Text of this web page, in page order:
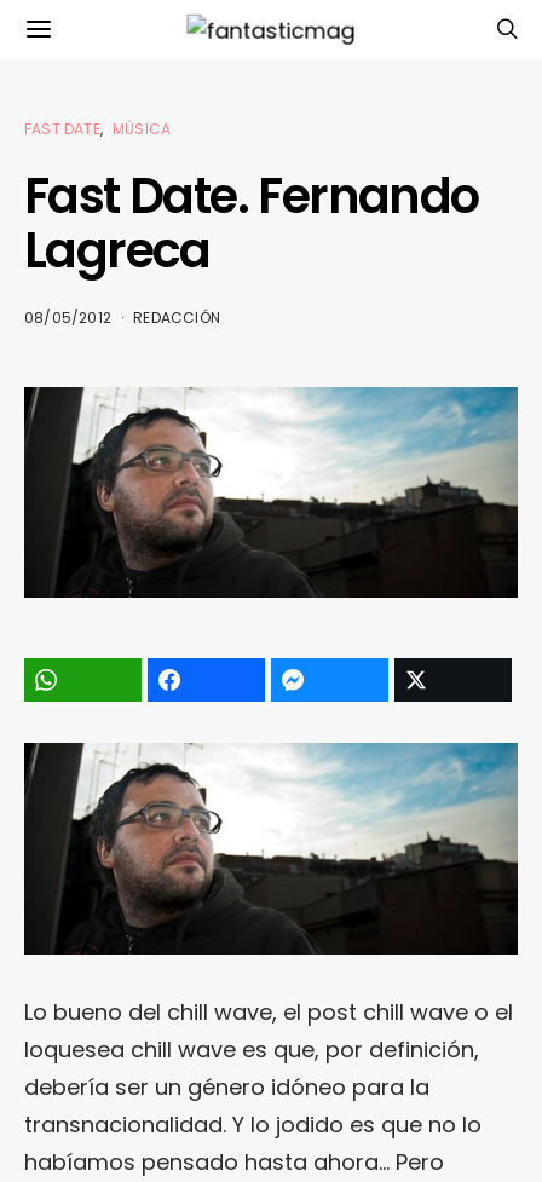
FAST DATE MÚSICA
Fast Date. Fernando
Lagreca
08/05/2012 REDACCIÓN
Lo bueno del chill wave, el post chill wave o el
loquesea chill wave es que, por definición,
debería ser un género idóneo para la
transnacionalidad. Y lo jodido es que no lo
habíamos pensado hasta ahora… Pero